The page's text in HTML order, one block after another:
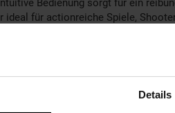
Details
Bedienung sorgt für ein
für actionreiche Spiele,
Ergonomisches
nahtlos mit PS5 und
die ideale Wahl für
– egal, ob auf der Konsole
Wireless-Controller, USB-